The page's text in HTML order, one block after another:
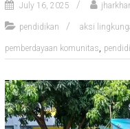
July 16, 2025
pendidikan aksi
pemberdayaan komunitas,